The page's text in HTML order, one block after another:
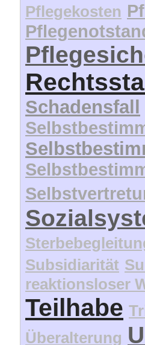
Pflegekosten
Schadensfall
Subsidiarität
reaktionsloser
Teilhabe
Überalterung